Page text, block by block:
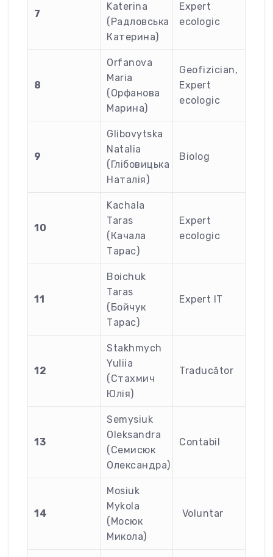
7
Katerina
(Радловська
Катерина)
Expert
ecologic
8
Orfanova
Maria
(Орфанова
Марина)
Geofizician,
Expert
ecologic
9
Glibovytska
Natalia
(Глібовицька
Наталія)
Biolog
10
Kachala
Taras
(Качала
Тарас)
Expert
ecologic
11
Boichuk
Taras
(Бойчук
Тарас)
Expert IT
12
Stakhmych
Yuliia
(Стахмич
Юлія)
Traducător
13
Semysiuk
Oleksandra
(Семисюк
Олександра)
Contabil
14
Mosiuk
Mykola
(Мосюк
Микола)
Voluntar